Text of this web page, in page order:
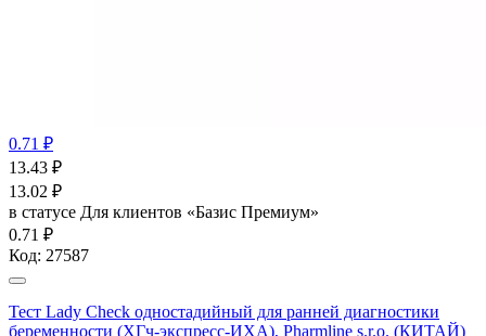
0.71 ₽
13.43 ₽
13.02 ₽
в статусе Для клиентов «Базис Премиум»
0.71 ₽
Код: 27587
Тест Lady Check одностадийный для ранней диагностики
беременности (ХГч-экспресс-ИХА), Pharmline s.r.o. (КИТАЙ)